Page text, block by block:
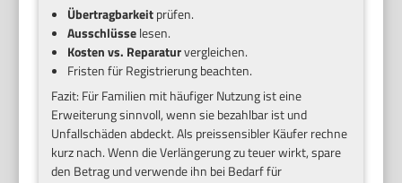
Übertragbarkeitprüfen.
Ausschlüsselesen.
Kosten vs. Reparaturvergleichen.
Fristen für Registrierung beachten.
Fazit: Für Familien mit häufiger Nutzung ist eine
Erweiterung sinnvoll, wenn sie bezahlbar ist und
Unfallschäden abdeckt. Als preissensibler Käufer rechne
kurz nach. Wenn die Verlängerung zu teuer wirkt, spare
den Betrag und verwende ihn bei Bedarf für